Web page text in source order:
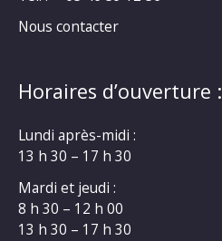
Nous contacter
Horaires d’ouverture :
Lundi après-midi :
13 h 30 – 17 h 30
Mardi et jeudi :
8 h 30 – 12 h 00
13 h 30 – 17 h 30